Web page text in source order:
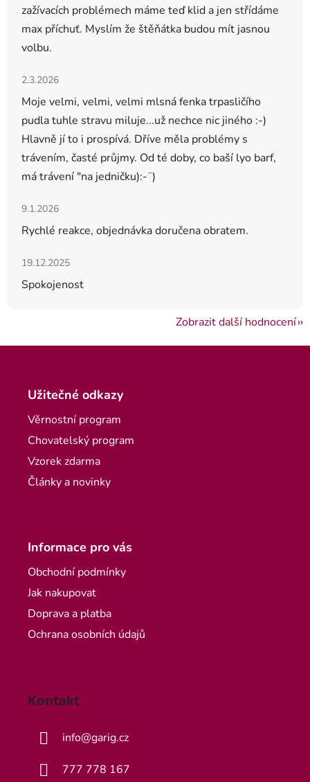
zažívacích problémech máme teď klid a jen střídáme
max příchuť. Myslím že štěňátka budou mít jasnou
volbu.
Hodnocení obchodu je 5 z 5 hvězdiček.
2.3.2026
Moje velmi, velmi, velmi mlsná fenka trpasličího
pudla tuhle stravu miluje...už nechce nic jiného :-)
Hlavně jí to i prospívá. Dříve měla problémy s
trávením, časté průjmy. Od té doby, co baší lyo barf,
má trávení "na jedničku):-¨)
Hodnocení obchodu je 5 z 5 hvězdiček.
9.1.2026
Rychlé reakce, objednávka doručena obratem.
Hodnocení obchodu je 5 z 5 hvězdiček.
19.12.2025
Spokojenost
Zobrazit další hodnocení
Užitečné odkazy
Věrnostní program
Chovatelský program
Vzorek zdarma
Články a novinky
Informace pro vás
Obchodní podmínky
Jak nakupovat
Doprava a platba
Ochrana osobních údajů
Kontakt
info@garig.cz
777 778 167